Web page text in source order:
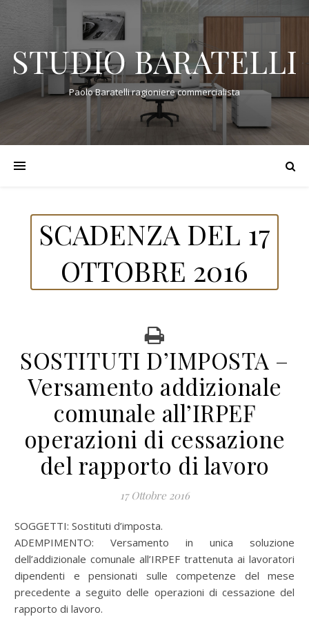
STUDIO BARATELLI
Paolo Baratelli ragioniere commercialista
SCADENZA DEL 17
OTTOBRE 2016
SOSTITUTI D’IMPOSTA –
Versamento addizionale
comunale all’IRPEF
operazioni di cessazione
del rapporto di lavoro
17 Ottobre 2016
SOGGETTI: Sostituti d’imposta.
ADEMPIMENTO: Versamento in unica soluzione
dell’addizionale comunale all’IRPEF trattenuta ai lavoratori
dipendenti e pensionati sulle competenze del mese
precedente a seguito delle operazioni di cessazione del
rapporto di lavoro.